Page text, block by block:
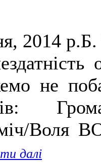
2014 р.Б.
не
Воля
далі